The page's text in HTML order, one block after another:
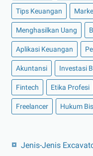
Tips Keuangan
Menghasilkan Uang
Aplikasi Keuangan
Akuntansi Investasi
Fintech Etika Profesi
Freelancer Hukum
Jenis-Jenis